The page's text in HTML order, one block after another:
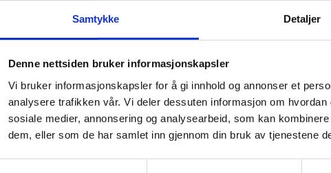
Samtykke Detaljer
Denne nettsiden bruker informasjonskapsler
Vi bruker informasjonskapsler for å gi innhold og annonser et
analysere trafikken vår. Vi deler dessuten informasjon om
sosiale medier, annonsering og analysearbeid, som kan
dem, eller som de har samlet inn gjennom din bruk av tjenestene
vi stor pris på! Vi håper både nye og gamle strikkere
Storlihytta for sosial strikk.
til fellestur fra Grua kl 18.00.
er en fin mulighet til å bli kjent med andre, og kanskje
og få litt strikketips? Pakk med deg strikketøyet i
og ta deg en tur.